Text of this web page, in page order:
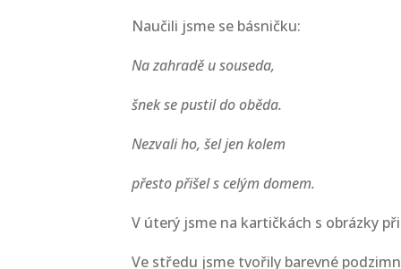
Naučili jsme se básničku:
Na zahradě u souseda,
šnek se pustil do oběda.
Nezvali ho, šel jen kolem
přesto přišel s celým domem.
V úterý jsme na kartičkách s obrázky
Ve středu jsme tvořily barevné